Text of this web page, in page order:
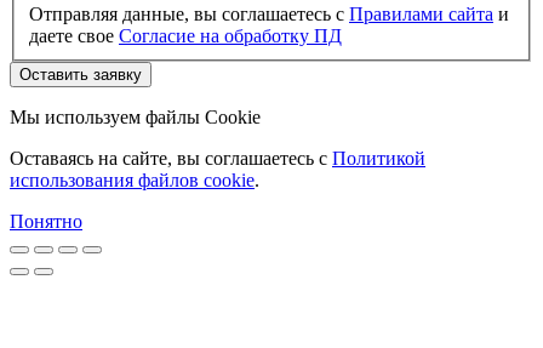
Отправляя данные, вы соглашаетесь с Правилами сайта и
даете свое Согласие на обработку ПД
Оставить заявку
Мы используем файлы Cookie
Оставаясь на сайте, вы соглашаетесь c Политикой
использования файлов cookie.
Понятно